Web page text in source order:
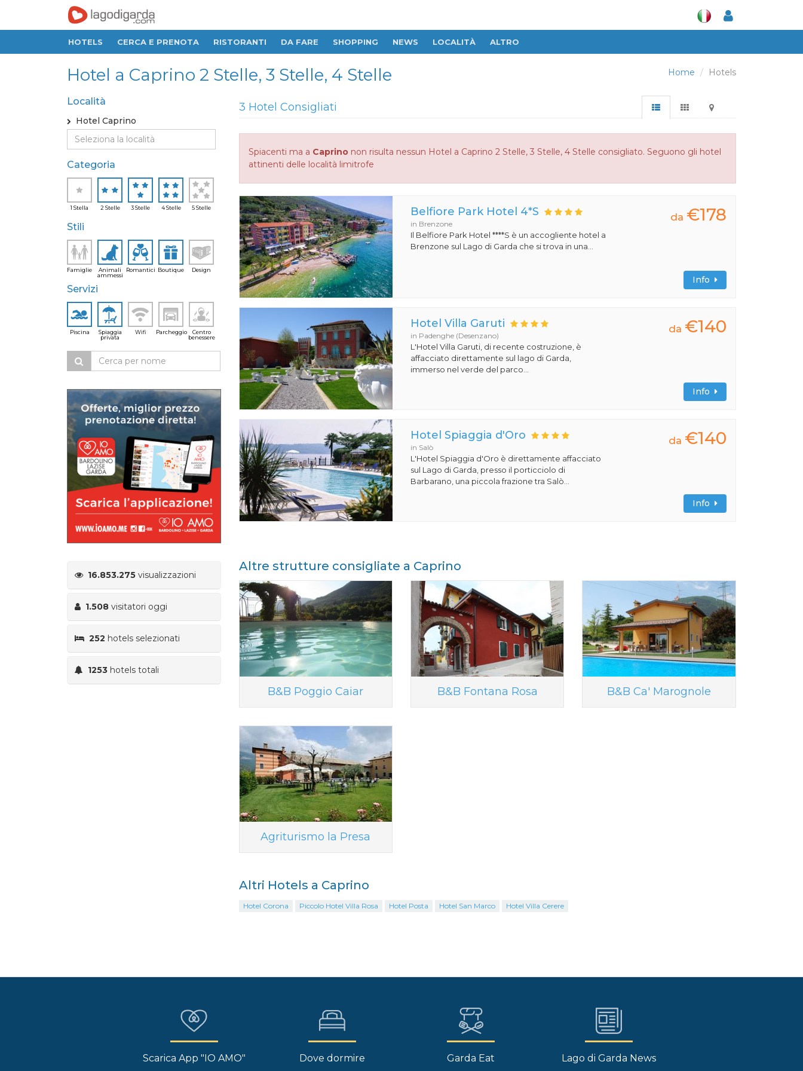
HOTELS CERCA E PRENOTA RISTORANTI DA FARE SHOPPING NEWS LOCALITÀ ALTRO
Home Hotels
Hotel a Caprino 2 Stelle, 3 Stelle, 4 Stelle
Località
Hotel Caprino
Categoria
1 Stella 2 Stelle 3 Stelle 4 Stelle 5 Stelle
Stili
Famiglie
Animali
ammessi
Romantici Boutique Design
Servizi
Piscina
Spiaggia
privata
Wifi Parcheggio
Centro
benessere
16.853.275 visualizzazioni
1.508 visitatori oggi
252 hotels selezionati
1253 hotels totali
3 Hotel Consigliati
Spiacenti ma a Caprinonon risulta nessun Hotel a Caprino 2 Stelle, 3 Stelle, 4 Stelle consigliato. Seguono gli hotel
attinenti delle località limitrofe
Belfiore Park Hotel 4*S
in Brenzone
Il Belfiore Park Hotel ****S è un accogliente hotel a
Brenzone sul Lago di Garda che si trova in una...
da €178
Info
Hotel Villa Garuti
in Padenghe (Desenzano)
L'Hotel Villa Garuti, di recente costruzione, è
affacciato direttamente sul lago di Garda,
immerso nel verde del parco...
da €140
Info
Hotel Spiaggia d'Oro
in Salò
L'Hotel Spiaggia d'Oro è direttamente affacciato
sul Lago di Garda, presso il porticciolo di
Barbarano, una piccola frazione tra Salò...
da €140
Info
Altre strutture consigliate a Caprino
B&B Poggio Caiar B&B Fontana Rosa B&B Ca' Marognole
Agriturismo la Presa
Altri Hotels a Caprino
Hotel Corona Piccolo Hotel Villa Rosa Hotel Posta Hotel San Marco Hotel Villa Cerere
Scarica App "IO AMO" Dove dormire Garda Eat Lago di Garda News